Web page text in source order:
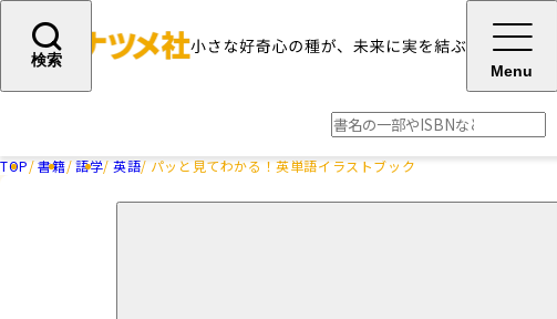
検索
Menu
TOP 書籍 語学 英語 パッと見てわかる！英単語イラストブック